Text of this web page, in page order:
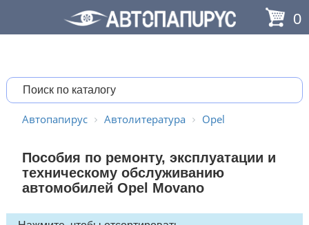
0
Автопапирус Автолитература Opel
Пособия по ремонту, эксплуатации и
техническому обслуживанию
автомобилей Opel Movano